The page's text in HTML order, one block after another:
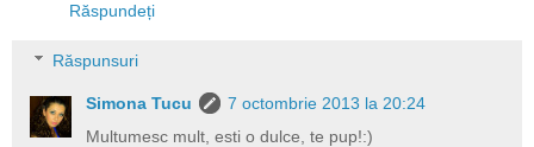
Răspundeți
Răspunsuri
Simona Tucu
7 octombrie 2013 la 20:24
Multumesc mult, esti o dulce, te pup!:)